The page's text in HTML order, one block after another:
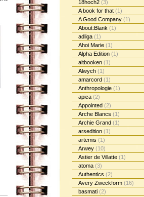
18hoch2 (3)
A book for that (1)
A Good Company (1)
About:Blank (1)
adliga (1)
Ahoi Marie (1)
Alpha Edition (1)
altbooken (1)
Alwych (1)
amarcord (1)
Anthropologie (1)
apica (2)
Appointed (2)
Arche Blancs (1)
Archie Grand (1)
arsedition (1)
artemis (1)
Arwey (10)
Astier de Villatte (1)
atoma (3)
Authentics (2)
Avery Zweckform (16)
basmati (2)